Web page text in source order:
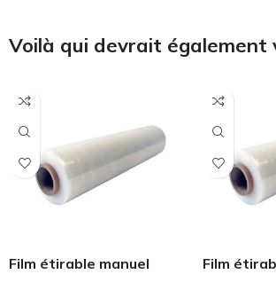
Voilà qui devrait également
Film étirable manuel
Film